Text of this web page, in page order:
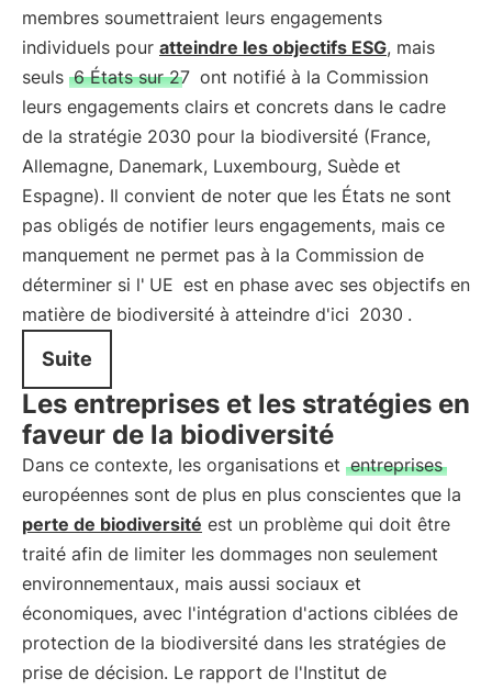
membres soumettraient leurs engagements
individuels pour atteindre les objectifs ESG, mais
seuls 6 États sur 27 ont notifié à la Commission
leurs engagements clairs et concrets dans le cadre
de la stratégie 2030 pour la biodiversité (France,
Allemagne, Danemark, Luxembourg, Suède et
Espagne). Il convient de noter que les États ne sont
pas obligés de notifier leurs engagements, mais ce
manquement ne permet pas à la Commission de
déterminer si l' UE est en phase avec ses objectifs en
matière de biodiversité à atteindre d'ici 2030 .
Suite
Les entreprises et les stratégies en
faveur de la biodiversité
Dans ce contexte, les organisations et entreprises
européennes sont de plus en plus conscientes que la
perte de biodiversité est un problème qui doit être
traité afin de limiter les dommages non seulement
environnementaux, mais aussi sociaux et
économiques, avec l'intégration d'actions ciblées de
protection de la biodiversité dans les stratégies de
prise de décision. Le rapport de l'Institut de